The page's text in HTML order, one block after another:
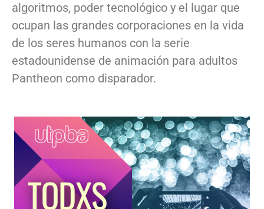
algoritmos, poder tecnológico y el lugar que
ocupan las grandes corporaciones en la vida
de los seres humanos con la serie
estadounidense de animación para adultos
Pantheon como disparador.